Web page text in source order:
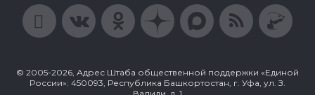
© 2005-2026, Адрес Штаба общественной поддержки «Единой
России»: 450093, Республика Башкортостан, г. Уфа, ул. З.